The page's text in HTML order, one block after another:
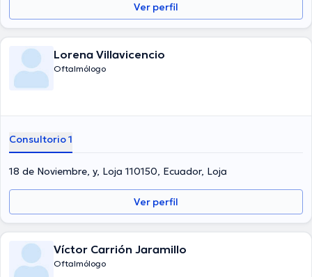
Ver perfil
Lorena Villavicencio
Oftalmólogo
Consultorio 1
18 de Noviembre, y, Loja 110150, Ecuador, Loja
Ver perfil
Víctor Carrión Jaramillo
Oftalmólogo